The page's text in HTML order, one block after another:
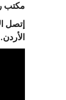
مكتب
إتصل
الأردن.